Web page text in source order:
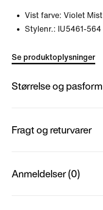
Vist farve: Violet Mist
Stylenr.: IU5461-564
Se produktoplysninger
Størrelse og pasform
Fragt og returvarer
Anmeldelser (0)